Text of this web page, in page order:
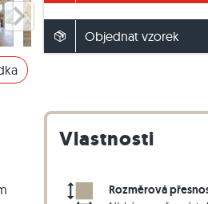
Go Next
Objednat vzorek
Vlastnosti
Rozměrová